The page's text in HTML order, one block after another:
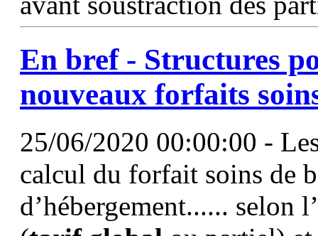
En bref - Structures
nouveaux forfaits
25/06/2020 00:00:00 -
calcul du forfait soins de
d’hébergement...... selon